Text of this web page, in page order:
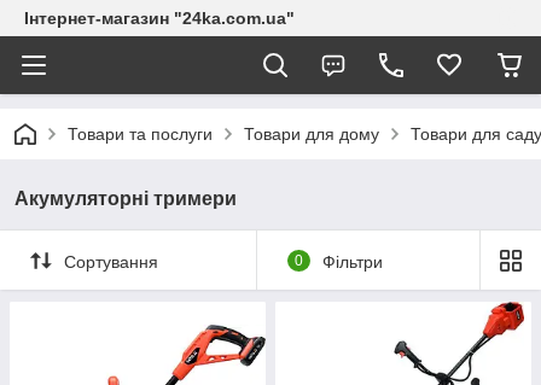
Інтернет-магазин "24ka.com.ua"
Товари та послуги Товари для дому Товари для саду
Акумуляторні тримери
Сортування 0 Фільтри